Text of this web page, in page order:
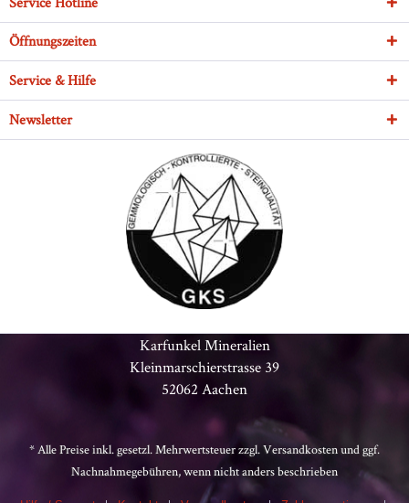
Öffnungszeiten
Service & Hilfe
Newsletter
Karfunkel Mineralien
Kleinmarschierstrasse 39
52062 Aachen
* Alle Preise inkl. gesetzl. Mehrwertsteuer zzgl.Versandkostenund ggf.
Nachnahmegebühren, wenn nicht anders beschrieben